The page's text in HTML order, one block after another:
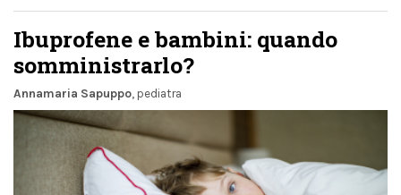
Ibuprofene e bambini: quando
somministrarlo?
Annamaria Sapuppo, pediatra